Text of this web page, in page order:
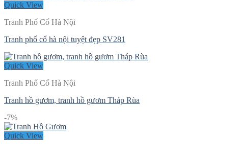
Quick View
Tranh Phố Cổ Hà Nội
Tranh phố cổ hà nội tuyệt đẹp SV281
Quick View
Tranh Phố Cổ Hà Nội
Tranh hồ gươm, tranh hồ gươm Tháp Rùa
-7%
Quick View